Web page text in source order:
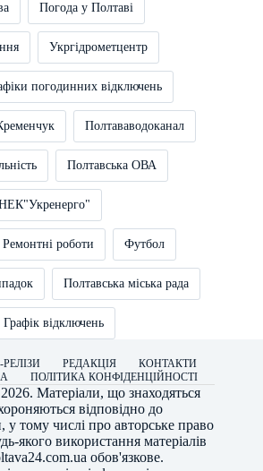
Погода у Полтаві
Укргідрометцентр
погодинних відключень
Полтававодоканал
Полтавська ОВА
Ремонтні роботи Футбол
Полтавська міська рада
Графік відключень
РЕДАКЦІЯ
КОНТАКТИ
ПОЛІТИКА КОНФІДЕНЦІЙНОСТІ
Матеріали, що знаходяться
відповідно до
у тому числі про авторське право
якого використання матеріалів
обов'язкове.